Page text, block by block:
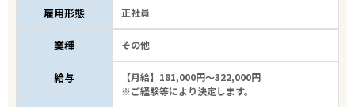
雇用形態 正社員
業種 その他
給与
【月給】181,000円～322,000円
※ご経験等により決定します。